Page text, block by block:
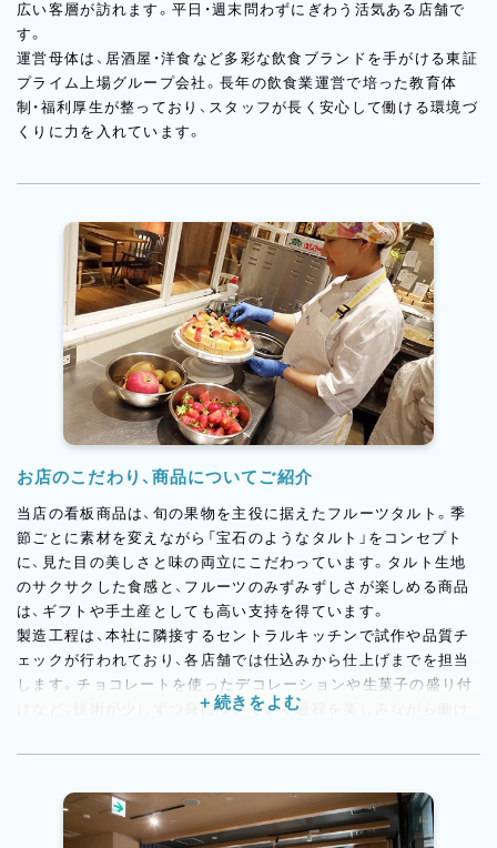
広い客層が訪れます。平日・週末問わずにぎわう活気ある店舗で
す。
運営母体は、居酒屋・洋食など多彩な飲食ブランドを手がける東証
プライム上場グループ会社。長年の飲食業運営で培った教育体
制・福利厚生が整っており、スタッフが長く安心して働ける環境づ
くりに力を入れています。
お店のこだわり、商品についてご紹介
当店の看板商品は、旬の果物を主役に据えたフルーツタルト。季
節ごとに素材を変えながら「宝石のようなタルト」をコンセプト
に、見た目の美しさと味の両立にこだわっています。タルト生地
のサクサクした食感と、フルーツのみずみずしさが楽しめる商品
は、ギフトや手土産としても高い支持を得ています。
製造工程は、本社に隣接するセントラルキッチンで試作や品質チ
ェックが行われており、各店舗では仕込みから仕上げまでを担当
します。チョコレートを使ったデコレーションや生菓子の盛り付
けなど、技術が少しずつ身についていく過程を楽しみながら働け
カフェメニューも充実しており、ドリンクとタルトのセット提案
視しています。